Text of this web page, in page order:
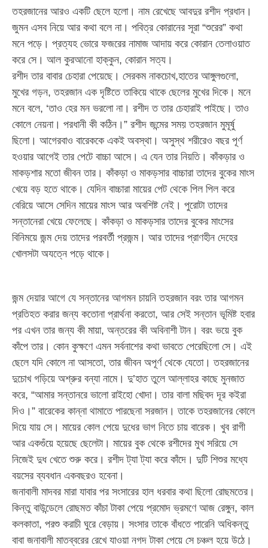
তহরজানের আরও একটি ছেলে হলো। নাম রেখেছে আবদুর রশীদ প্রধান।
জুমন এসব নিয়ে আর কথা বলে না। পবিত্র কোরানের সূরা “শুরের” কথা
মনে পড়ে। প্রত্যহ ভোরে ফজরের নামাজ আদায় করে কোরান তেলাওয়াত
করে সে। আল কুরআনো হাক্কুন, কোরান সত্য।
রশীদ তার বাবার চেহারা পেয়েছে। সেরকম নাকচোখ,হাতের আঙ্গুলগুলো,
মুখের গড়ন, তহরজান এক দৃষ্টিতে তাকিয়ে থাকে ছেলের মুখের দিকে। মনে
মনে বলে, ‘তাও হের মন ভরলো না। রশীদ ত তার চেহারাই পাইছে। তাও
কোলে নেয়না। পরধানী কী কঠিন।” রশীদ জন্মের সময় তহরজান মুমূর্ষু
ছিলো। আগেরবাও বারেককে একই অবস্থা। অসুস্থ শরীরেও বছর পূর্ণ
হওয়ার আগেই তার পেটে বাচ্চা আসে। এ যেন তার নিয়তি। কাঁকড়ার ও
মাকড়শার মতো জীবন তার। কাঁকড়া ও মাকড়সার বাচ্চারা তাদের বুকের মাংস
খেয়ে বড় হতে থাকে। যেদিন বাচ্চারা মায়ের পেট থেকে পিল পিল করে
বেরিয়ে আসে সেদিন মায়ের মাংস আর অবশিষ্ট নেই। পুরোটা তাদের
সন্তানেরা খেয়ে ফেলেছে। কাঁকড়া ও মাকড়সার তাদের বুকের মাংসের
বিনিময়ে জন্ম দেয় তাদের পরবর্তী প্রজন্ম। আর তাদের প্রাণহীন দেহের
খোলসটা অযত্নে পড়ে থাকে।
জন্ম দেয়ার আগে যে সন্তানের আগমন চায়নি তহরজান বরং তার আগমন
প্রতিহত করার জন্য কতোনা প্রার্থনা করতো, আর সেই সন্তান ভূমিষ্ট হবার
পর এখন তার জন্য কী মায়া, অন্তরের কী অবিনাশী টান। বরং ভয়ে বুক
কাঁপে তার। কোন কুক্ষণে এমন সর্বনাশের কথা ভাবতে পেরেছিলো সে। এই
ছেলে যদি কোলে না আসতো, তার জীবন অপূর্ণ থেকে যেতো। তহরজানের
দুচোখ গড়িয়ে অশ্রুর বন্যা নামে। দু’হাত তুলে আল্লাহর কাছে মুনজাত
করে, “আমার সন্তানরে ভালো রাইহো খোদা। তার বালা মছিবদ দূর কইরা
দিও।” বারেকের কান্না থামাতে পারছেনা সরজান। তাকে তহরজানের কোলে
দিয়ে যায় সে। মায়ের কোল পেয়ে দুধের ভাগ নিতে চায় বারেক। খুব রাগী
আর একগুঁয়ে হয়েছে ছেলেটা। মায়ের বুক থেকে রশীদের মুখ সরিয়ে সে
নিজেই দুধ খেতে শুরু করে। রশীদ ট্যা ট্যা করে কাঁদে। দুটি শিশুর মধ্যে
বয়সের ব্যবধান একবছরও হবেনা।
জনাবালী মাদবর মারা যাবার পর সংসারের হাল ধরবার কথা ছিলো রোছমতের।
কিন্তু বাউন্ডেলে রোছমত কাঁচা টাকা পেয়ে প্রমোদ ভ্রমণে আজ রেঙ্গুন, কাল
কলকাতা, পরশু করাচী ঘুরে বেড়ায়। সংসার তাকে বাঁধতে পারেনি অধিকন্তু
বাবা জনাবালী মাতব্বরের রেখে যাওয়া নগদ টাকা পেয়ে সে চঞ্চল হয়ে উঠে।